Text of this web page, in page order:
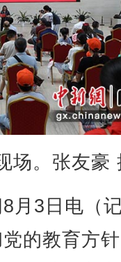
场。张友豪
3日电（
的教育方